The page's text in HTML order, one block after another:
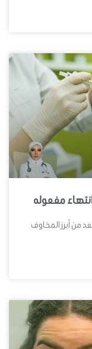
مفعوله
من أبرز المخاوف